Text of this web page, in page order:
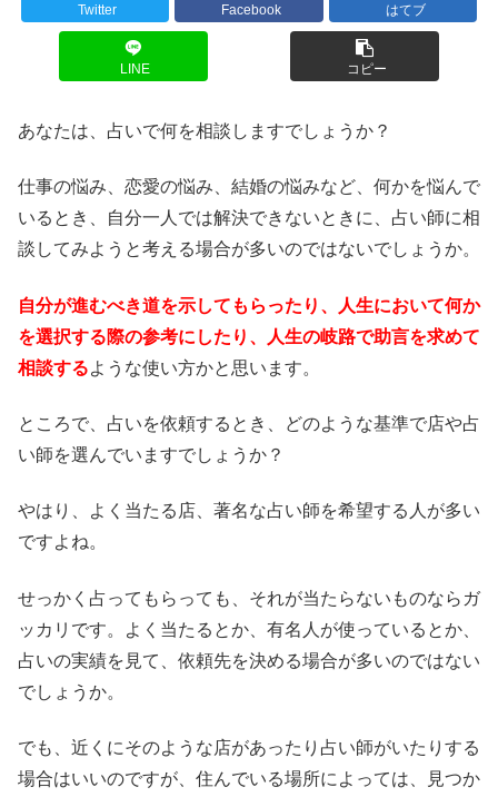
Twitter Facebook はてブ
LINE コピー
あなたは、占いで何を相談しますでしょうか？
仕事の悩み、恋愛の悩み、結婚の悩みなど、何かを悩んで
いるとき、自分一人では解決できないときに、占い師に相
談してみようと考える場合が多いのではないでしょうか。
自分が進むべき道を示してもらったり、人生において何か
を選択する際の参考にしたり、人生の岐路で助言を求めて
相談するような使い方かと思います。
ところで、占いを依頼するとき、どのような基準で店や占
い師を選んでいますでしょうか？
やはり、よく当たる店、著名な占い師を希望する人が多い
ですよね。
せっかく占ってもらっても、それが当たらないものならガ
ッカリです。よく当たるとか、有名人が使っているとか、
占いの実績を見て、依頼先を決める場合が多いのではない
でしょうか。
でも、近くにそのような店があったり占い師がいたりする
場合はいいのですが、住んでいる場所によっては、見つか